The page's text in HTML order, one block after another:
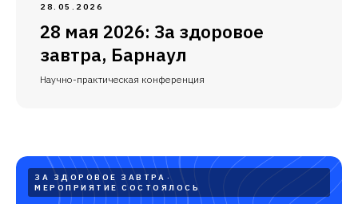
28.05.2026
28 мая 2026: За здоровое
завтра, Барнаул
Научно-практическая конференция
ЗА ЗДОРОВОЕ ЗАВТРА
МЕРОПРИЯТИЕ СОСТОЯЛОСЬ